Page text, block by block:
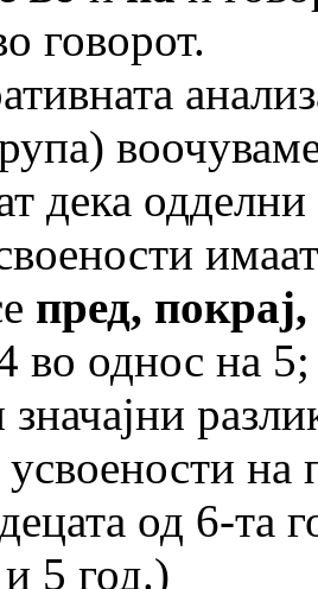
говорот.
дека
пред,
во однос на
значајни
на
од 6-та
5 год.)